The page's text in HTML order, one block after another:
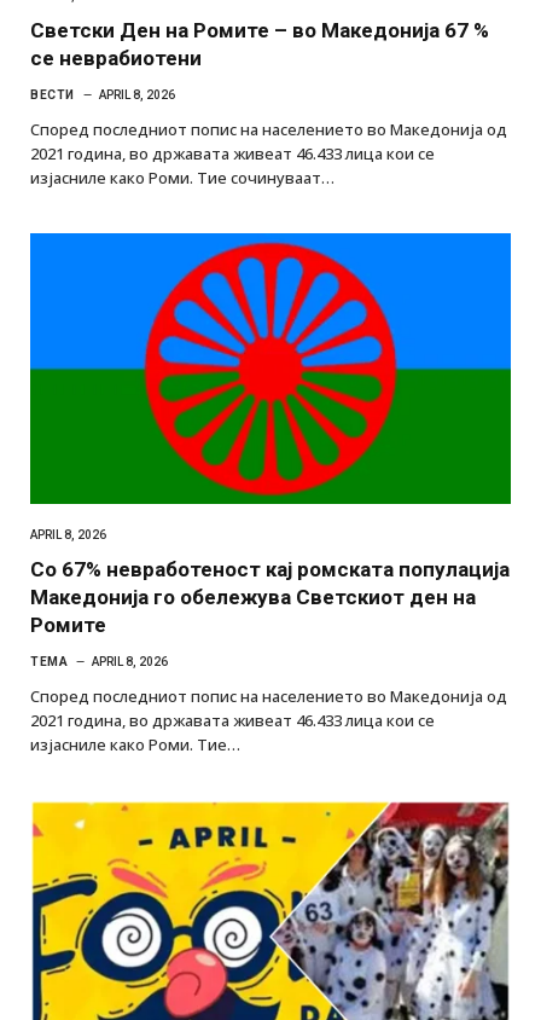
Светски Ден на Ромите – во Македонија 67 %
се неврабиотени
ВЕСТИ APRIL 8, 2026
Според последниот попис на населението во Македонија од
2021 година, во државата живеат 46.433 лица кои се
изјасниле како Роми. Тие сочинуваат…
APRIL 8, 2026
Со 67% невработеност кај ромската популација
Македонија го обележува Светскиот ден на
Ромите
ТЕМА APRIL 8, 2026
Според последниот попис на населението во Македонија од
2021 година, во државата живеат 46.433 лица кои се
изјасниле како Роми. Тие…